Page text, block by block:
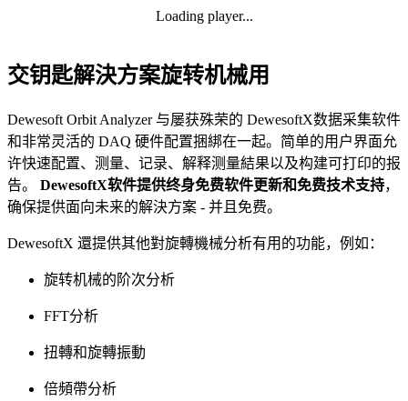
Loading player...
交钥匙解決方案旋转机械用
Dewesoft Orbit Analyzer 与屡获殊荣的 DewesoftX数据采集软件
和非常灵活的 DAQ 硬件配置捆綁在一起。简单的用户界面允
许快速配置、测量、记录、解释测量結果以及构建可打印的报
告。 DewesoftX软件提供终身免费软件更新和免费技术支持，
确保提供面向未来的解決方案 - 并且免费。
DewesoftX 還提供其他對旋轉機械分析有用的功能，例如：
旋转机械的阶次分析
FFT分析
扭轉和旋轉振動
倍頻帶分析